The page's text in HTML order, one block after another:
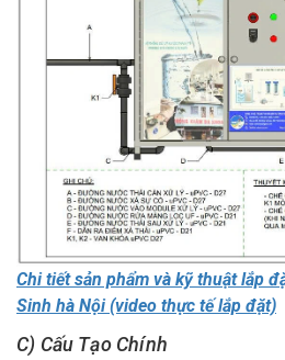
Chi tiết sản phẩm và kỹ thuật lắp
Sinh hà Nội (video thực tế lắp đặt)
C) Cấu Tạo Chính